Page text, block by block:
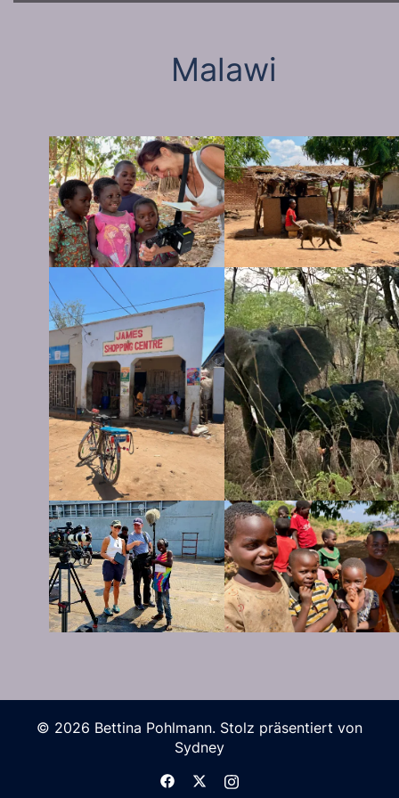
Malawi
© 2026 Bettina Pohlmann. Stolz präsentiert von
Sydney